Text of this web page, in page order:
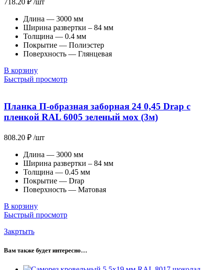
Длина — 3000 мм
Ширина развертки – 84 мм
Толщина — 0.4 мм
Покрытие — Полиэстер
Поверхность — Глянцевая
В корзину
Быстрый просмотр
Планка П-образная заборная 24 0,45 Drap с
пленкой RAL 6005 зеленый мох (3м)
808.20 ₽ /шт
Длина — 3000 мм
Ширина развертки – 84 мм
Толщина — 0.45 мм
Покрытие — Drap
Поверхность — Матовая
В корзину
Быстрый просмотр
Закртыть
Вам также будет интересно…